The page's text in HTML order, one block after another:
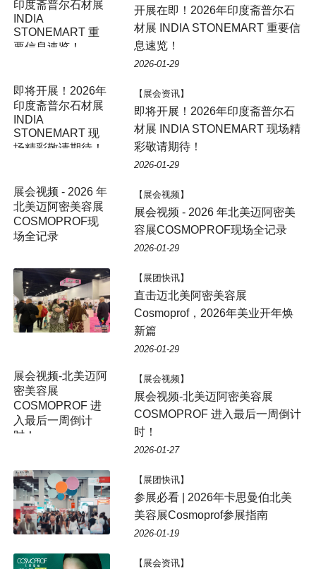
印度斋普尔石材展
INDIA
STONEMART 重
要信息速览！
开展在即！2026年印度斋普尔石
材展 INDIA STONEMART 重要信
息速览！
2026-01-29
即将开展！2026年
印度斋普尔石材展
INDIA
STONEMART 现
场精彩敬请期待！
【展会资讯】
即将开展！2026年印度斋普尔石
材展 INDIA STONEMART 现场精
彩敬请期待！
2026-01-29
展会视频 - 2026 年
北美迈阿密美容展
COSMOPROF现
场全记录
【展会视频】
展会视频 - 2026 年北美迈阿密美
容展COSMOPROF现场全记录
2026-01-29
【展团快讯】
直击迈北美阿密美容展
Cosmoprof，2026年美业开年焕
新篇
2026-01-29
展会视频-北美迈阿
密美容展
COSMOPROF 进
入最后一周倒计
时！
【展会视频】
展会视频-北美迈阿密美容展
COSMOPROF 进入最后一周倒计
时！
2026-01-27
【展团快讯】
参展必看 | 2026年卡思曼伯北美
美容展Cosmoprof参展指南
2026-01-19
【展会资讯】